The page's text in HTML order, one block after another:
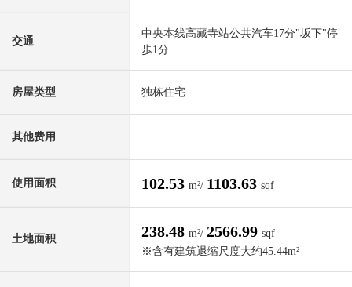
交通
中央本线高藏寺站公共汽车17分"坂下"停
歩1分
房屋类型 独栋住宅
其他费用
使用面积 102.53 m²/ 1103.63 sqf
土地面积 238.48 m²/ 2566.99 sqf
※含有建筑退缩尺度大约45.44m²